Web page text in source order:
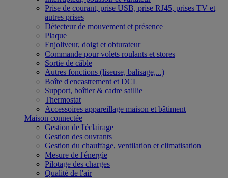
Prise de courant, prise USB, prise RJ45, prises TV et
autres prises
Détecteur de mouvement et présence
Plaque
Enjoliveur, doigt et obturateur
Commande pour volets roulants et stores
Sortie de câble
Autres fonctions (liseuse, balisage,...)
Boîte d'encastrement et DCL
Support, boîtier & cadre saillie
Thermostat
Accessoires appareillage maison et bâtiment
Maison connectée
Gestion de l'éclairage
Gestion des ouvrants
Gestion du chauffage, ventilation et climatisation
Mesure de l'énergie
Pilotage des charges
Qualité de l'air